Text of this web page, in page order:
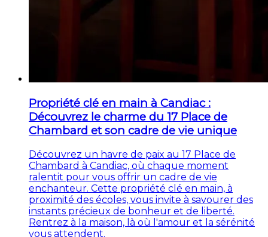
Propriété clé en main à Candiac :
Découvrez le charme du 17 Place de
Chambard et son cadre de vie unique
Découvrez un havre de paix au 17 Place de
Chambard à Candiac, où chaque moment
ralentit pour vous offrir un cadre de vie
enchanteur. Cette propriété clé en main, à
proximité des écoles, vous invite à savourer des
instants précieux de bonheur et de liberté.
Rentrez à la maison, là où l'amour et la sérénité
vous attendent.